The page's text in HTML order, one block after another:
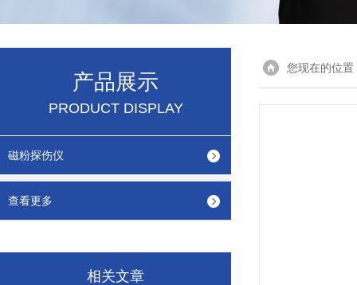
产品展示
PRODUCT DISPLAY
磁粉探伤仪
查看更多
相关文章
您现在的位置